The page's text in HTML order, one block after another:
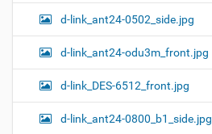
d-link_ant24-0502_side.jpg
d-link_ant24-odu3m_front.jpg
d-link_DES-6512_front.jpg
d-link_ant24-0800_b1_side.jpg